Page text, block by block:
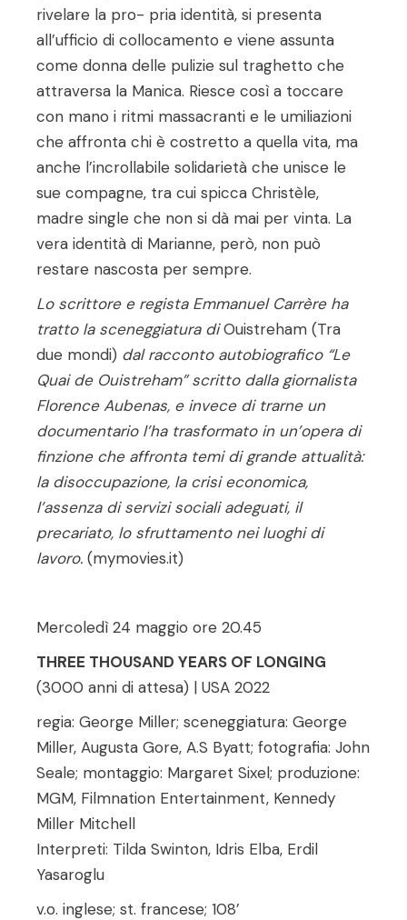
rivelare la pro- pria identità, si presenta
all’ufficio di collocamento e viene assunta
come donna delle pulizie sul traghetto che
attraversa la Manica. Riesce così a toccare
con mano i ritmi massacranti e le umiliazioni
che affronta chi è costretto a quella vita, ma
anche l’incrollabile solidarietà che unisce le
sue compagne, tra cui spicca Christèle,
madre single che non si dà mai per vinta. La
vera identità di Marianne, però, non può
restare nascosta per sempre.
Lo scrittore e regista Emmanuel Carrère ha
tratto la sceneggiatura diOuistreham (Tra
due mondi) dal racconto autobiografico “Le
Quai de Oui­streham” scritto dalla giornalista
Florence Aubenas, e invece di trarne un
documentario l’ha trasformato in un’opera di
finzione che affronta temi di grande attualità:
la disoccupazione, la crisi economica,
l’assenza di servizi sociali adeguati, il
precariato, lo sfruttamento nei luoghi di
lavoro. (mymovies.it)
Mercoledì 24 maggio ore 20.45
THREE THOUSAND YEARS OF LONGING
(3000 anni di attesa) | USA 2022
regia: George Miller; sceneggiatura: George
Miller, Augusta Gore, A.S Byatt; fotografia: John
Seale; montaggio: Margaret Sixel; produzione:
MGM, Filmnation Entertainment, Kennedy
Miller Mitchell
Interpreti: Tilda Swinton, Idris Elba, Erdil
Yasaroglu
v.o. inglese; st. francese; 108’